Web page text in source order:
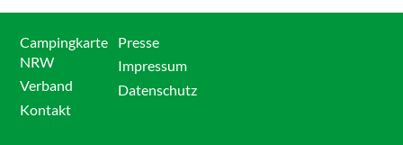
Campingkarte
NRW
Verband
Kontakt
Presse
Impressum
Datenschutz